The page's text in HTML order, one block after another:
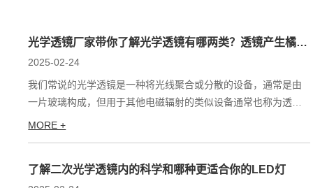
光学透镜厂家带你了解光学透镜有哪两类？透镜产生橘皮
纹怎么解决？
2025-02-24
我们常说的光学透镜是一种将光线聚合或分散的设备，通常是由
一片玻璃构成，但用于其他电磁辐射的类似设备通常也称为透
镜。下面给大家介绍关于光学透镜有哪两类？以及透镜产生橘皮
MORE +
了解二次光学透镜内的科学和哪种更适合你的LED灯